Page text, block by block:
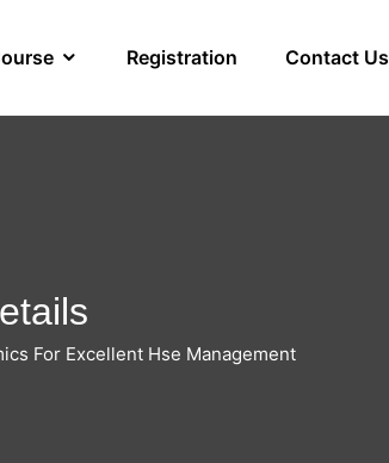
Registration Contact Us
For Excellent Hse Management